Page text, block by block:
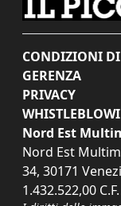
CONDIZIONI
GERENZA
PRIVACY
Nord Est
Nord Est
34, 30171
1.432.522,00